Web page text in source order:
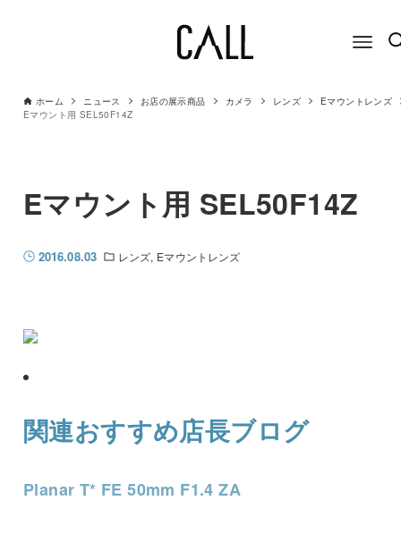
ホーム ニュース お店の展示商品 カメラ レンズ
Eマウントレンズ
Eマウント用 SEL50F14Z
Eマウント用 SEL50F14Z
2016.08.03 レンズ Eマウントレンズ
関連おすすめ店長ブログ
Planar T* FE 50mm F1.4 ZA